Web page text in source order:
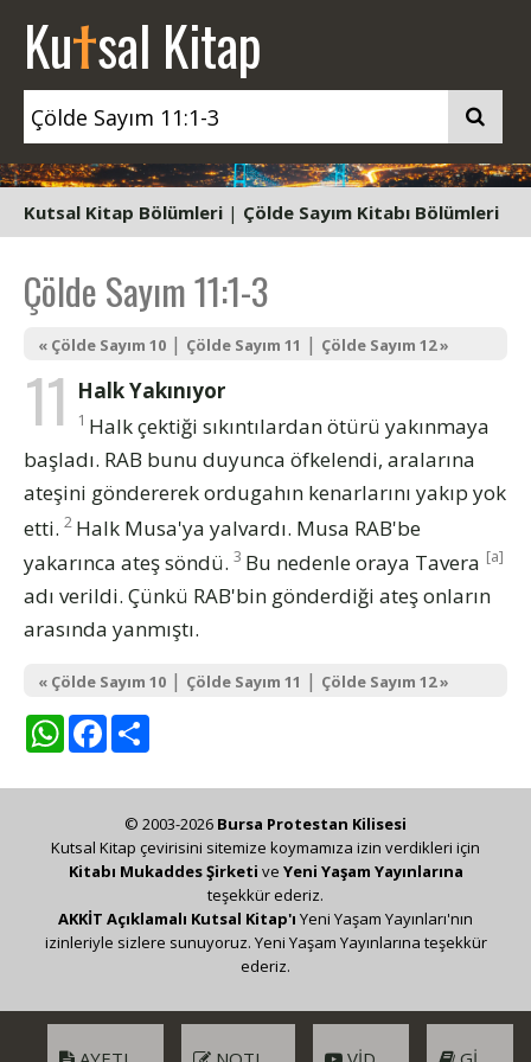
Kutsal Kitap
Kutsal Kitap Bölümleri | Çölde Sayım Kitabı Bölümleri
Çölde Sayım 11:1-3
« Çölde Sayım 10 | Çölde Sayım 11 | Çölde Sayım 12 »
11 Halk Yakınıyor
1 Halk çektiği sıkıntılardan ötürü yakınmaya
başladı. RAB bunu duyunca öfkelendi, aralarına
ateşini göndererek ordugahın kenarlarını yakıp yok
etti. 2 Halk Musa'ya yalvardı. Musa RAB'be
yakarınca ateş söndü. 3 Bu nedenle oraya Tavera [a]
adı verildi. Çünkü RAB'bin gönderdiği ateş onların
arasında yanmıştı.
« Çölde Sayım 10 | Çölde Sayım 11 | Çölde Sayım 12 »
WhatsAppFacebook
© 2003-2026 Bursa Protestan Kilisesi
Kutsal Kitap çevirisini sitemize koymamıza izin verdikleri için
Kitabı Mukaddes Şirketi ve Yeni Yaşam Yayınlarına
teşekkür ederiz.
AKKİT Açıklamalı Kutsal Kitap'ı Yeni Yaşam Yayınları'nın
izinleriyle sizlere sunuyoruz. Yeni Yaşam Yayınlarına teşekkür
ederiz.